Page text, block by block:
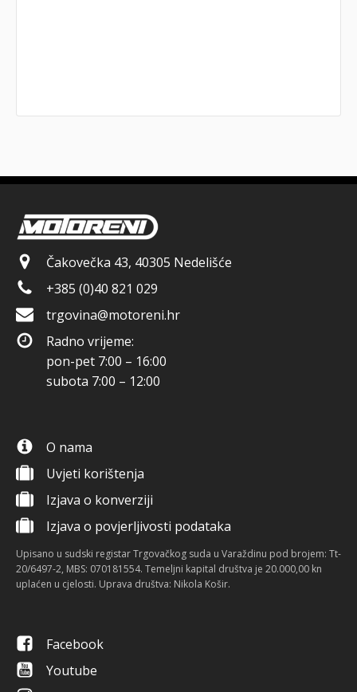
Čakovečka 43, 40305 Nedelišće
+385 (0)40 821 029
trgovina@motoreni.hr
Radno vrijeme:
pon-pet 7:00 – 16:00
subota 7:00 – 12:00
O nama
Uvjeti korištenja
Izjava o konverziji
Izjava o povjerljivosti podataka
Upisano u sudski registar Trgovačkog suda u Varaždinu pod brojem: Tt-
20/6497-2, MBS: 070181554. Temeljni kapital društva je 20.000,00 kn
uplaćen u cjelosti. Uprava društva: Nikola Košir.
Facebook
Youtube